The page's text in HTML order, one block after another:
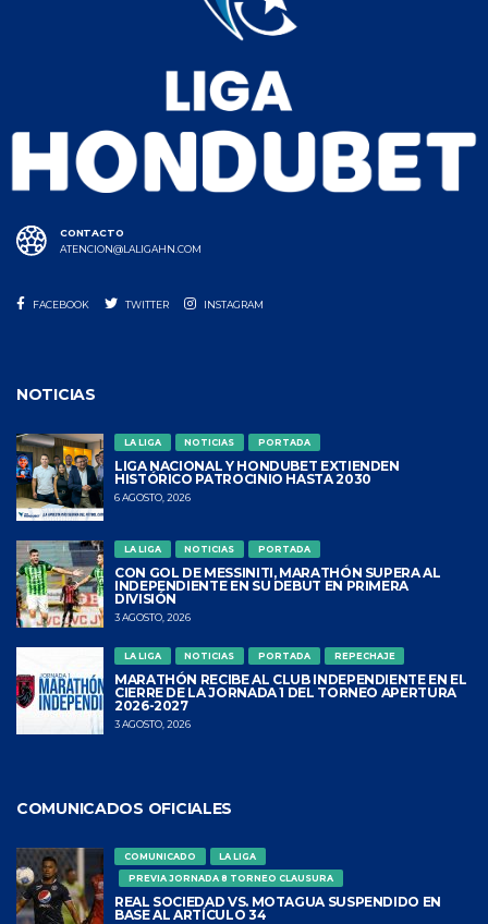
CONTACTO
ATENCION@LALIGAHN.COM
FACEBOOK TWITTER INSTAGRAM
NOTICIAS
LA LIGA NOTICIAS PORTADA
LIGA NACIONAL Y HONDUBET EXTIENDEN
HISTÓRICO PATROCINIO HASTA 2030
6 AGOSTO, 2026
LA LIGA NOTICIAS PORTADA
CON GOL DE MESSINITI, MARATHÓN SUPERA AL
INDEPENDIENTE EN SU DEBUT EN PRIMERA
DIVISIÓN
3 AGOSTO, 2026
LA LIGA NOTICIAS PORTADA REPECHAJE
MARATHÓN RECIBE AL CLUB INDEPENDIENTE EN EL
CIERRE DE LA JORNADA 1 DEL TORNEO APERTURA
2026-2027
3 AGOSTO, 2026
COMUNICADOS OFICIALES
COMUNICADO
LA LIGA
PREVIA JORNADA 8 TORNEO CLAUSURA
REAL SOCIEDAD VS. MOTAGUA SUSPENDIDO EN
BASE AL ARTÍCULO 34